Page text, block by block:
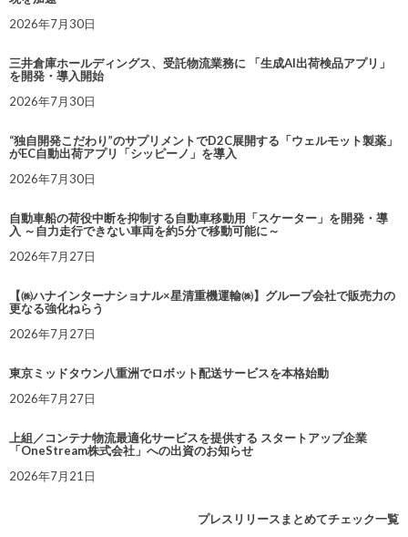
2026年7月30日
三井倉庫ホールディングス、受託物流業務に 「生成AI出荷検品アプリ」
を開発・導入開始
2026年7月30日
“独自開発こだわり”のサプリメントでD2C展開する「ウェルモット製薬」
がEC自動出荷アプリ「シッピーノ」を導入
2026年7月30日
自動車船の荷役中断を抑制する自動車移動用「スケーター」を開発・導
入 ～自力走行できない車両を約5分で移動可能に～
2026年7月27日
【㈱ハナインターナショナル×星清重機運輸㈱】グループ会社で販売力の
更なる強化ねらう
2026年7月27日
東京ミッドタウン八重洲でロボット配送サービスを本格始動
2026年7月27日
上組／コンテナ物流最適化サービスを提供する スタートアップ企業
「OneStream株式会社」への出資のお知らせ
2026年7月21日
プレスリリースまとめてチェック一覧